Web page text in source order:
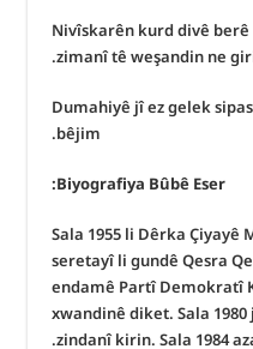
Nivîskarên kurd divê
zimanî tê weşandin ne
Dumahiyê jî ez gelek
bêjim.
Biyografiya Bûbê Eser:
Sala 1955 li Dêrka
seretayî li gundê Qesra
endamê Partî Demokratî
xwandinê diket.Sala
zindanî kirin.Sala 1984